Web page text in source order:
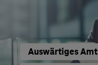
Auswärtiges Amt